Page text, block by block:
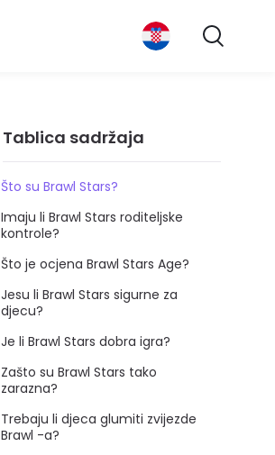
Tablica sadržaja
Što su Brawl Stars?
Imaju li Brawl Stars roditeljske
kontrole?
Što je ocjena Brawl Stars Age?
Jesu li Brawl Stars sigurne za
djecu?
Je li Brawl Stars dobra igra?
Zašto su Brawl Stars tako
zarazna?
Trebaju li djeca glumiti zvijezde
Brawl -a?